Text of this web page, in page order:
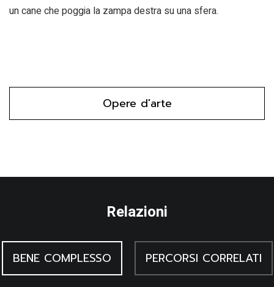
un cane che poggia la zampa destra su una sfera.
Opere d'arte
Relazioni
BENE COMPLESSO PERCORSI CORRELATI